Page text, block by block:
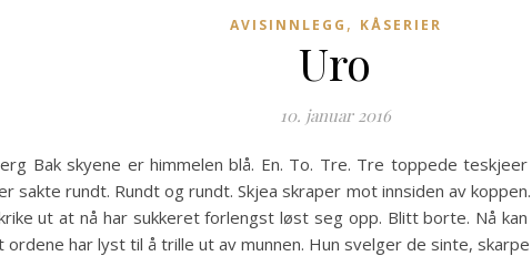
AVISINNLEGG , KÅSERIER
Uro
10. januar 2016
Bak skyene er himmelen blå. En. To. Tre. Tre toppede
sakte rundt. Rundt og rundt. Skjea skraper mot innsiden av
ut at nå har sukkeret forlengst løst seg opp. Blitt borte. Nå
ordene har lyst til å trille ut av munnen. Hun svelger de sinte,